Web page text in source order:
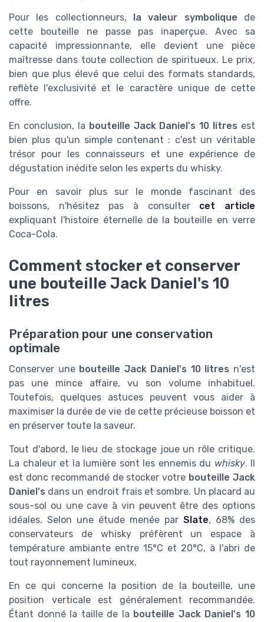
Pour les collectionneurs, la valeur symbolique de
cette bouteille ne passe pas inaperçue. Avec sa
capacité impressionnante, elle devient une pièce
maîtresse dans toute collection de spiritueux. Le prix,
bien que plus élevé que celui des formats standards,
reflète l'exclusivité et le caractère unique de cette
offre.
En conclusion, la bouteille Jack Daniel's 10 litres est
bien plus qu'un simple contenant : c'est un véritable
trésor pour les connaisseurs et une expérience de
dégustation inédite selon les experts du whisky.
Pour en savoir plus sur le monde fascinant des
boissons, n'hésitez pas à consulter cet article
expliquant l'histoire éternelle de la bouteille en verre
Coca-Cola.
Comment stocker et conserver
une bouteille Jack Daniel's 10
litres
Préparation pour une conservation
optimale
Conserver une bouteille Jack Daniel's 10 litres n'est
pas une mince affaire, vu son volume inhabituel.
Toutefois, quelques astuces peuvent vous aider à
maximiser la durée de vie de cette précieuse boisson et
en préserver toute la saveur.
Tout d'abord, le lieu de stockage joue un rôle critique.
La chaleur et la lumière sont les ennemis du whisky. Il
est donc recommandé de stocker votre bouteille Jack
Daniel's dans un endroit frais et sombre. Un placard au
sous-sol ou une cave à vin peuvent être des options
idéales. Selon une étude menée par Slate, 68% des
conservateurs de whisky préfèrent un espace à
température ambiante entre 15°C et 20°C, à l'abri de
tout rayonnement lumineux.
En ce qui concerne la position de la bouteille, une
position verticale est généralement recommandée.
Étant donné la taille de la bouteille Jack Daniel's 10